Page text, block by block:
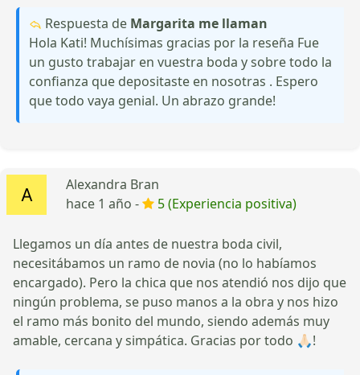
Respuesta de Margarita me llaman
Hola Kati! Muchísimas gracias por la reseña Fue
un gusto trabajar en vuestra boda y sobre todo la
confianza que depositaste en nosotras . Espero
que todo vaya genial. Un abrazo grande!
Alexandra Bran
hace 1 año -
5 (Experiencia positiva)
Llegamos un día antes de nuestra boda civil,
necesitábamos un ramo de novia (no lo habíamos
encargado). Pero la chica que nos atendió nos dijo que
ningún problema, se puso manos a la obra y nos hizo
el ramo más bonito del mundo, siendo además muy
amable, cercana y simpática. Gracias por todo 🙏🏻!